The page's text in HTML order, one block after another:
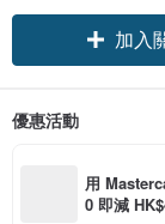
加入
優惠活動
用
0 即減